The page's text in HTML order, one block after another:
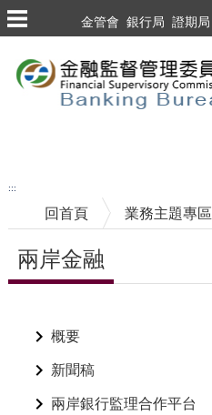
跳到主要內容區塊
金管會 銀行局 證期局
:::
回首頁 業務主題專區
兩岸金融
概要
新聞稿
兩岸銀行監理合作平台